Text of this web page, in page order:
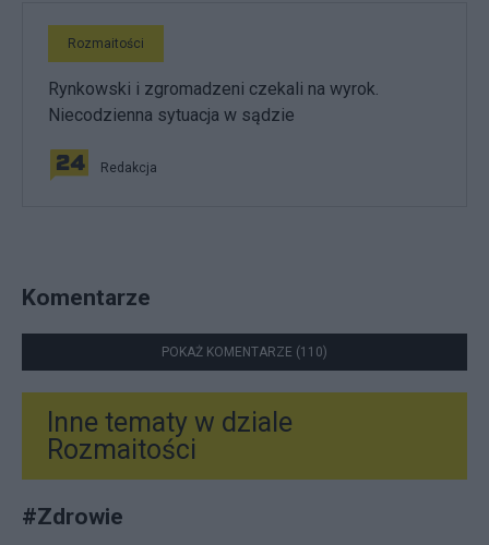
Rozmaitości
Rynkowski i zgromadzeni czekali na wyrok.
Niecodzienna sytuacja w sądzie
Redakcja
Komentarze
POKAŻ KOMENTARZE (110)
Inne tematy w dziale
Rozmaitości
#Zdrowie